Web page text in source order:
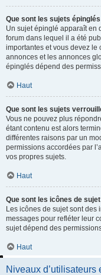
Que sont les sujets
Un sujet épinglé apparaît en
forum dans lequel il a été
importantes et vous devez
annonces et les annonces
épinglés dépend des
Haut
Que sont les sujets
Vous ne pouvez plus
étant contenu est alors
différentes raisons par un
permissions accordées par
vos propres sujets.
Haut
Que sont les icônes de
Les icônes de sujet sont
messages pour refléter leur
sujet dépend des
Haut
Niveaux d’utilisateurs